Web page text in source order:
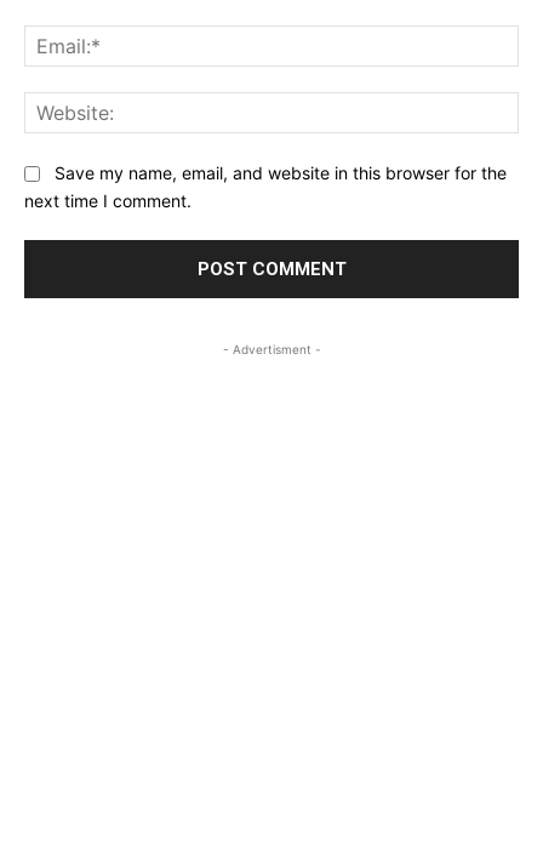
Save my name, email, and website in this browser for the
next time I comment.
- Advertisment -